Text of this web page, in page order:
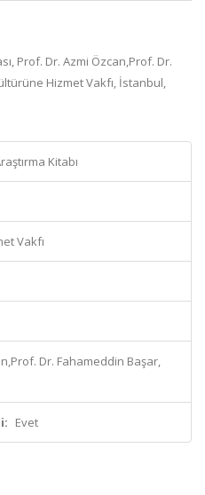
Prof. Dr. Azmi Özcan,Prof. Dr.
Hizmet Vakfı, İstanbul,
Kitabı
Vakfı
Dr. Fahameddin Başar,
Evet